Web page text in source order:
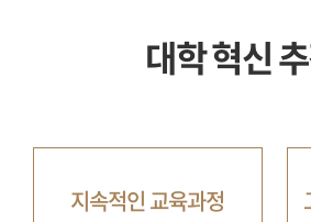
대학 혁신
지속적인 교육과정